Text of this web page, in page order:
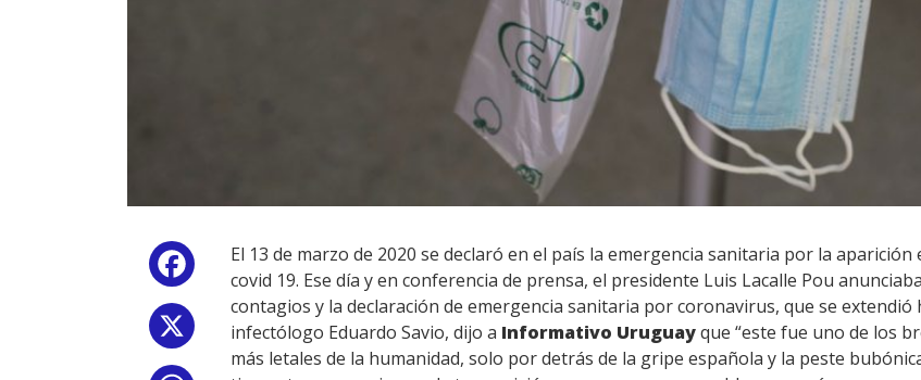
Facebook
El 13 de marzo de 2020 se declaró en el país la emergencia sanitaria por la
covid 19. Ese día y en conferencia de prensa, el presidente Luis Lacalle Pou
contagios y la declaración de emergencia sanitaria por coronavirus, que se extendió
infectólogo Eduardo Savio, dijo a Informativo Uruguayque “este fue uno de los
más letales de la humanidad, solo por detrás de la gripe española y la peste